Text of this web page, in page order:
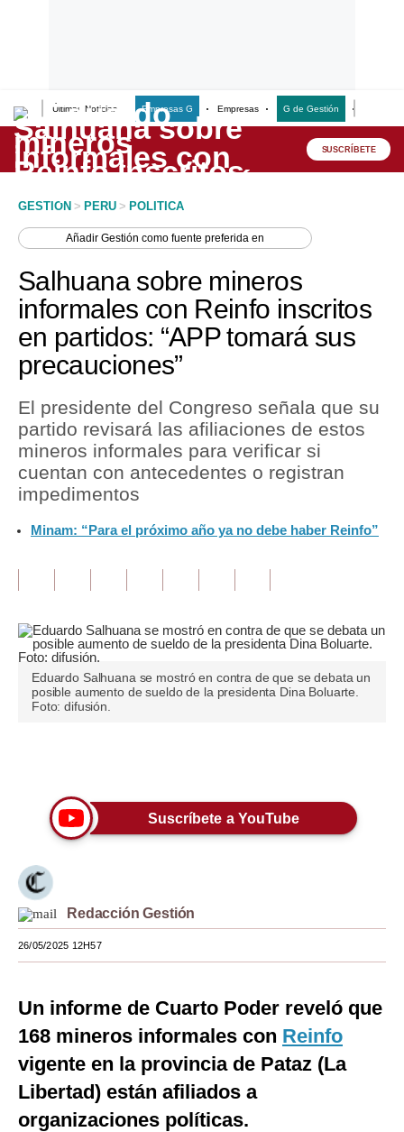
Últimas Noticias Empresas G Empresas G de Gestión
Lo último
Peru Quiosco
Economía
Mercados
Perú
Política
Tu Dinero
Finanzas Personales
Pregunta de hoy
Blogs
Viajes
Moda
Estilos
Mundo
EEUU
España
Tecnología
Club del Suscriptor
SUSCRÍBETE
GESTION > PERU > POLITICA
AñadirGestión como fuente preferida en
Salhuana sobre mineros
informales con Reinfo inscritos
en partidos: “APP tomará sus
precauciones”
El presidente del Congreso señala que su
partido revisará las afiliaciones de estos
mineros informales para verificar si
cuentan con antecedentes o registran
impedimentos
Minam: “Para el próximo año ya no debe haber Reinfo”
Eduardo Salhuana se mostró en contra de que se debata un
posible aumento de sueldo de la presidenta Dina Boluarte.
Foto: difusión.
Suscríbete a YouTube
Redacción Gestión
26/05/2025 12H57
Un informe de Cuarto Poder reveló que
168 mineros informales con Reinfo
vigente en la provincia de Pataz (La
Libertad) están afiliados a
organizaciones políticas.